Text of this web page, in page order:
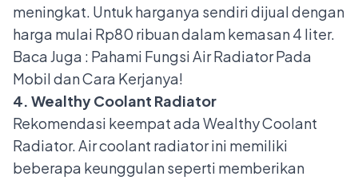
meningkat. Untuk harganya sendiri dijual dengan
harga mulai Rp80 ribuan dalam kemasan 4 liter.
Baca Juga : Pahami Fungsi Air Radiator Pada
Mobil dan Cara Kerjanya!
4. Wealthy Coolant Radiator
Rekomendasi keempat ada Wealthy Coolant
Radiator. Air coolant radiator ini memiliki
beberapa keunggulan seperti memberikan